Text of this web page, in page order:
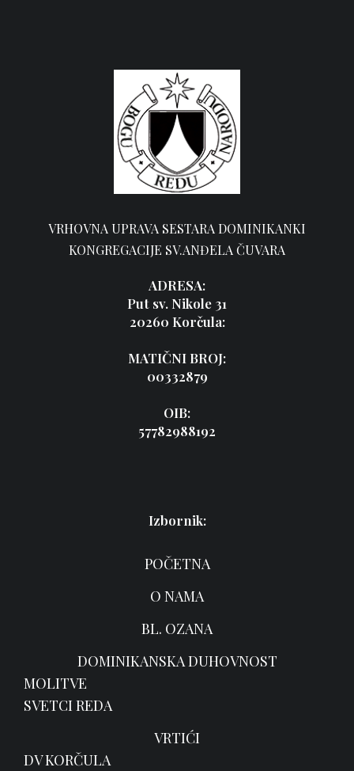
VRHOVNA UPRAVA SESTARA DOMINIKANKI
KONGREGACIJE SV.ANĐELA ČUVARA
ADRESA:
Put sv. Nikole 31
20260 Korčula:
MATIČNI BROJ:
00332879
OIB:
57782988192
Izbornik:
POČETNA
O NAMA
BL. OZANA
DOMINIKANSKA DUHOVNOST
MOLITVE
SVETCI REDA
VRTIĆI
DV KORČULA